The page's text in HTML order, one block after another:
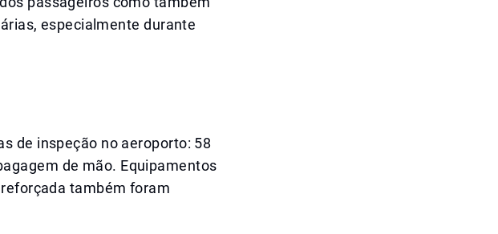
especialmente durante
de inspeção no aeroporto: 58
de mão. Equipamentos
também foram